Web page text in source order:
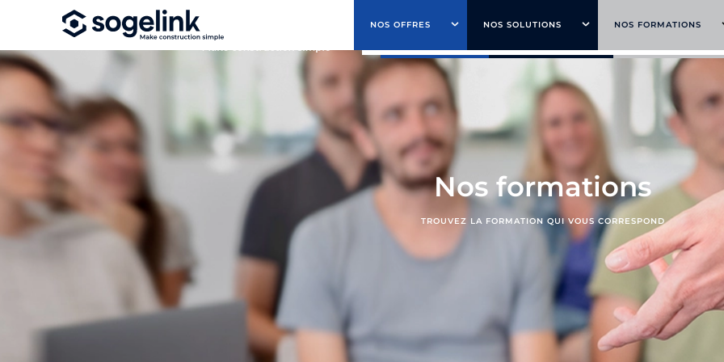
NOS NOS NOS
NOS OFFRES NOS SOLUTIONS NOS FORMATIONS
Nos formations
TROUVEZ LA FORMATION QUI VOUS CORRESPOND